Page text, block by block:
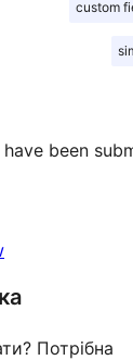
custom
been
Потрібна